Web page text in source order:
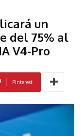
un
del 75% al
V4-Pro
Pinterest